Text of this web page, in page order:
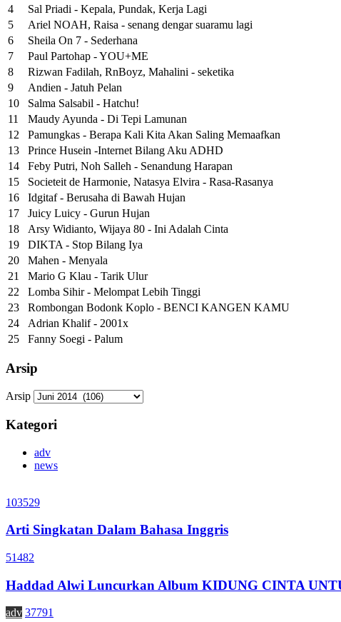
4
Sal Priadi - Kepala, Pundak, Kerja Lagi
5
Ariel NOAH, Raisa - senang dengar suaramu lagi
6
Sheila On 7 - Sederhana
7
Paul Partohap - YOU+ME
8
Rizwan Fadilah, RnBoyz, Mahalini - seketika
9
Andien - Jatuh Pelan
10
Salma Salsabil - Hatchu!
11
Maudy Ayunda - Di Tepi Lamunan
12
Pamungkas - Berapa Kali Kita Akan Saling Memaafkan
13
Prince Husein -Internet Bilang Aku ADHD
14
Feby Putri, Noh Salleh - Senandung Harapan
15
Societeit de Harmonie, Natasya Elvira - Rasa-Rasanya
16
Idgitaf - Berusaha di Bawah Hujan
17
Juicy Luicy - Gurun Hujan
18
Arsy Widianto, Wijaya 80 - Ini Adalah Cinta
19
DIKTA - Stop Bilang Iya
20
Mahen - Menyala
21
Mario G Klau - Tarik Ulur
22
Lomba Sihir - Melompat Lebih Tinggi
23
Rombongan Bodonk Koplo - BENCI KANGEN KAMU
24
Adrian Khalif - 2001x
25
Fanny Soegi - Palum
Arsip
Arsip
Kategori
adv
news
103529
Arti Singkatan Dalam Bahasa Inggris
51482
Haddad Alwi Luncurkan Album KIDUNG CINTA
adv 37791